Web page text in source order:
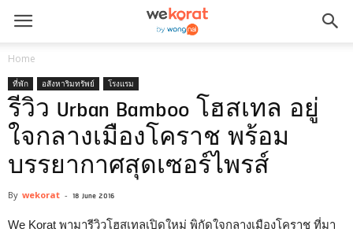
Home
ที่พัก อสังหาริมทรัพย์ โรงแรม
รีวิว Urban Bamboo โฮสเทล อยู่
ใจกลางเมืองโคราช พร้อม
บรรยากาศสุดเซอร์ไพรส์
By wekorat - 18 June 2016
We Korat พามารีวิวโฮสเทลเปิดใหม่ พิกัดใจกลางเมืองโคราช ที่มา